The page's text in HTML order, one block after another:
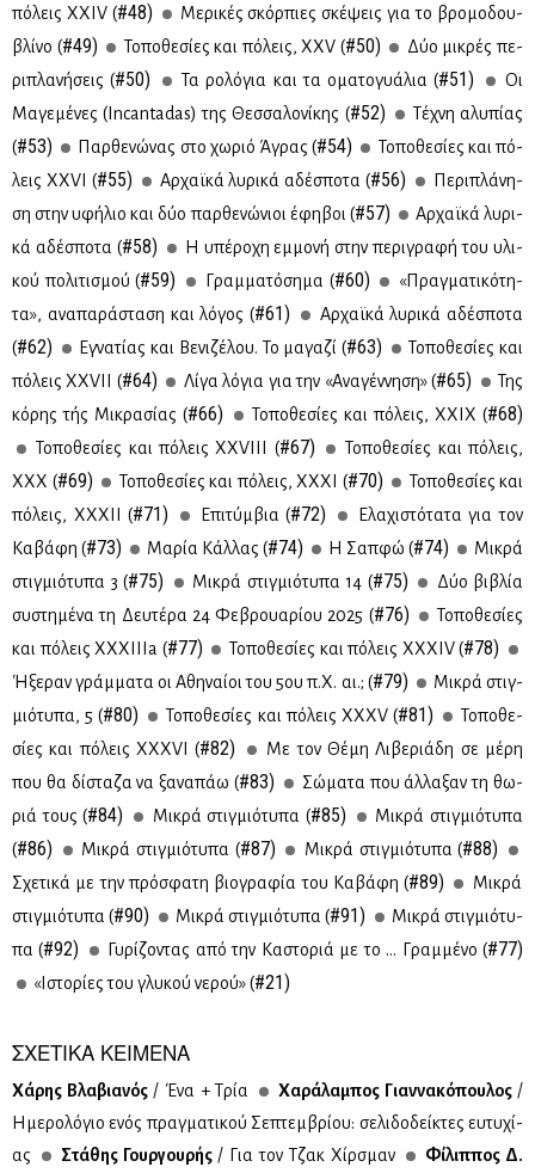
πό­λεις XXIV (#48)
Με­ρι­κές σκόρ­πιες σκέ­ψεις για το βρο­μο­δου­
βλί­νο (#49) Το­πο­θε­σί­ες και πό­λεις, ΧΧV (#50)
Δύο μι­κρές πε­
ρι­πλα­νή­σεις (#50) Τα ρο­λό­για και τα ομα­το­γυά­λια (#51)
Οι
Μα­γε­μέ­νες (Ιncantadas) της Θεσ­σα­λο­νί­κης (#52)
Τέ­χνη αλυ­πί­ας
(#53) Παρ­θε­νώ­νας στο χω­ριό Άγρας (#54)
Το­πο­θε­σί­ες και πό­
λεις ΧΧVI (#55) Αρ­χαϊ­κά λυ­ρι­κά αδέ­σπο­τα (#56)
Πε­ρι­πλά­νη­
ση στην υφή­λιο και δύο παρ­θε­νώ­νιοι έφη­βοι (#57)
Αρ­χαϊ­κά λυ­ρι­
κά αδέ­σπο­τα (#58)
Η υπέ­ρο­χη εμ­μο­νή στην πε­ρι­γρα­φή του υλι­
κού πο­λι­τι­σμού (#59) Γραμ­μα­τό­ση­μα (#60)
«Πραγ­μα­τι­κό­τη­
τα», ανα­πα­ρά­στα­ση και λό­γος (#61)
Αρ­χαϊ­κά λυ­ρι­κά αδέ­σπο­τα
(#62) Εγνα­τί­ας και Βε­νι­ζέ­λου. Το μα­γα­ζί (#63)
Το­πο­θε­σί­ες και
πό­λεις XXVII (#64) Λί­γα λό­για για την «Ανα­γέν­νη­ση» (#65)
Της
κό­ρης τής Μι­κρα­σί­ας (#66) Το­πο­θε­σί­ες και πό­λεις, ΧΧIΧ (#68)
Το­πο­θε­σί­ες και πό­λεις ΧΧVIII (#67)
Το­πο­θε­σί­ες και πό­λεις,
ΧΧΧ (#69) Το­πο­θε­σί­ες και πό­λεις, ΧΧ­ΧΙ (#70)
Το­πο­θε­σί­ες και
πό­λεις, ΧΧ­ΧΙΙ (#71) Επι­τύμ­βια (#72)
Ελα­χι­στό­τα­τα για τoν
Κα­βά­φη (#73) Μα­ρία Κάλ­λας (#74) Η Σαπ­φώ (#74)
Μι­κρά
στιγ­μιό­τυ­πα 3 (#75) Μι­κρά στιγ­μιό­τυ­πα 14 (#75)
Δύο βι­βλία
συ­στη­μέ­να τη Δευ­τέ­ρα 24 Φε­βρουα­ρί­ου 2025 (#76)
Το­πο­θε­σί­ες
και πό­λεις ΧΧ­ΧΙ­Ι­Ιa (#77) Το­πο­θε­σί­ες και πό­λεις ΧΧ­ΧΙV (#78)
Ήξε­ραν γράμ­μα­τα οι Αθη­ναί­οι του 5ου π.Χ. αι.; (#79)
Μι­κρά στιγ­
μιό­τυ­πα, 5 (#80) Το­πο­θε­σί­ες και πό­λεις ΧΧ­ΧV (#81)
Το­πο­θε­
σί­ες και πό­λεις ΧΧ­ΧVI (#82)
Με τον Θέ­μη Λι­βε­ριά­δη σε μέ­ρη
που θα δί­στα­ζα να ξα­να­πάω (#83)
Σώ­μα­τα που άλ­λα­ξαν τη θω­
ριά τους (#84) Μι­κρά στιγ­μιό­τυ­πα (#85)
Μι­κρά στιγ­μιό­τυ­πα
(#86) Μι­κρά στιγ­μιό­τυ­πα (#87) Μι­κρά στιγ­μιό­τυ­πα (#88)
Σχε­τι­κά με την πρό­σφα­τη βιο­γρα­φία του Κα­βά­φη (#89)
Μι­κρά
στιγ­μιό­τυ­πα (#90) Μι­κρά στιγ­μιό­τυ­πα (#91)
Μι­κρά στιγ­μιό­τυ­
πα (#92) Γυ­ρί­ζο­ντας από την Κα­στο­ριά με το … Γραμ­μέ­νο (#77)
«Ιστο­ρί­ες του γλυ­κού νε­ρού» (#21)
ΣΧΕΤΙΚΑ ΚΕΙΜΕΝΑ
Χά­ρης Βλα­βια­νός / Ένα + Τρία Χα­ρά­λα­μπος Γιαν­να­κό­που­λος/
Ημε­ρο­λό­γιο ενός πραγ­μα­τι­κού Σε­πτεμ­βρί­ου: σε­λι­δο­δεί­κτες ευ­τυ­χί­
ας
Στά­θης Γουρ­γου­ρής / Για τον Τζακ Χίρ­σμαν
Φί­λιπ­πος Δ.